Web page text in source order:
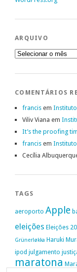
ARQUIVO
Arquivo
COMENTÁRIOS
francis em
Viliv Viana em
It’s the proofing
francis em
Cecília
TAGS
aeroporto Apple
eleições Eleições
Grünerløkka Haruki
ipod julgamento
maratona